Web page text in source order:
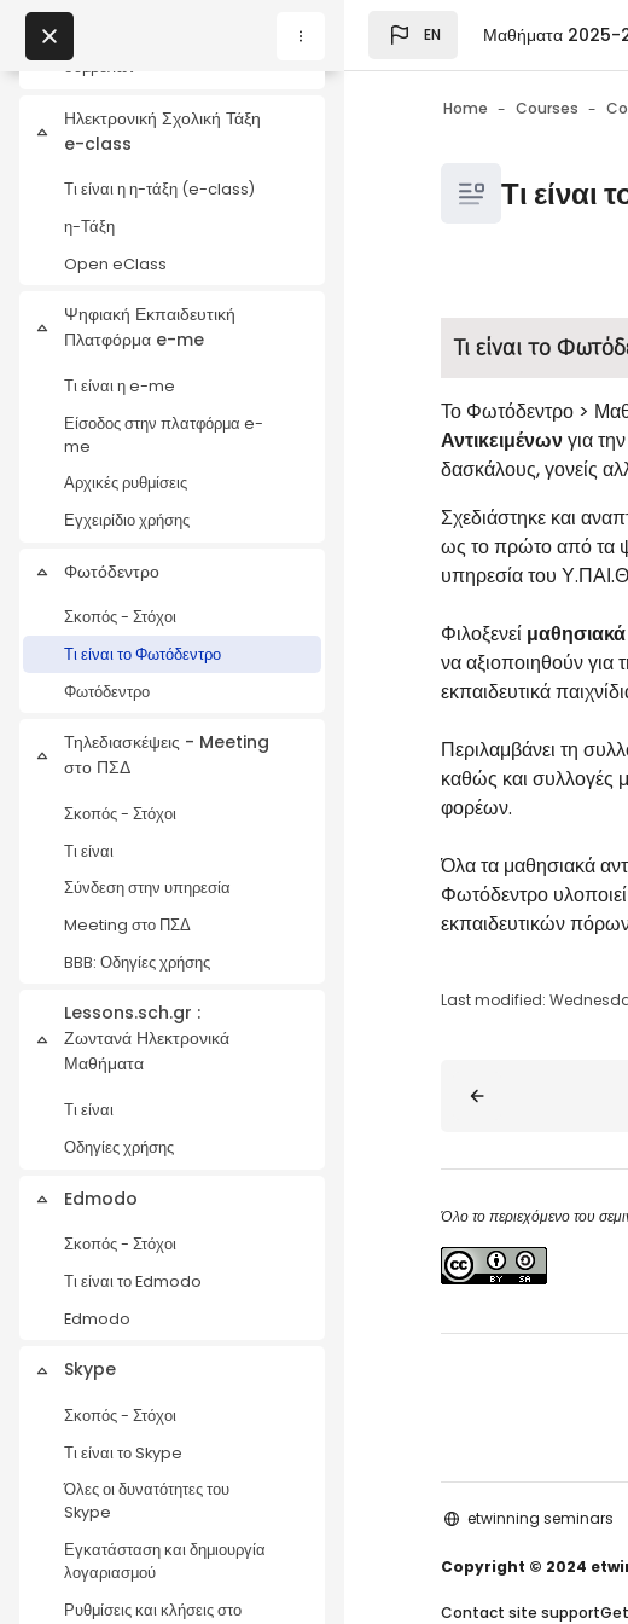
BlocksMy Courses
Blocks
Webex για παιδιά!
συμβόλων
Collapse
Ηλεκτρονική Σχολική Τάξη
e-class
Τι είναι η η-τάξη (e-class)
η-Τάξη
Open eClass
Collapse
Ψηφιακή Εκπαιδευτική
Πλατφόρμα e-me
Τι είναι η e-me
Είσοδος στην πλατφόρμα e-
me
Αρχικές ρυθμίσεις
Εγχειρίδιο χρήσης
Collapse
Φωτόδεντρο
Σκοπός - Στόχοι
Τι είναι το Φωτόδεντρο
Φωτόδεντρο
Collapse
Τηλεδιασκέψεις - Meeting
στο ΠΣΔ
Σκοπός - Στόχοι
Τι είναι
Σύνδεση στην υπηρεσία
Meeting στο ΠΣΔ
BBB: Οδηγίες χρήσης
Collapse
Lessons.sch.gr :
Ζωντανά Ηλεκτρονικά
Μαθήματα
Τι είναι
Οδηγίες χρήσης
Collapse
Edmodo
Σκοπός - Στόχοι
Τι είναι το Edmodo
Edmodo
Collapse
Skype
Σκοπός - Στόχοι
Τι είναι το Skype
Όλες οι δυνατότητες του
Skype
Εγκατάσταση και δημιουργία
λογαριασμού
Ρυθμίσεις και κλήσεις στο
EN Μαθήματα 2025-
Home Courses
BlocksΤι είναι
Blocks
Τι είναι το
Το Φωτόδεντρο >
Αντικειμένωνγια
δασκάλους, γονείς
Σχεδιάστηκε και
ως το πρώτο από τα
υπηρεσία του
Φιλοξενεί μαθησιακά
να αξιοποιηθούν για
εκπαιδευτικά
Περιλαμβάνει τη
καθώς και συλλογές
φορέων.
Όλα τα μαθησιακά
Φωτόδεντρο
εκπαιδευτικών
Last modified:
Blocks
Όλο το περιεχόμενο του
etwinning seminars
Copyright © 2024
Contact site support